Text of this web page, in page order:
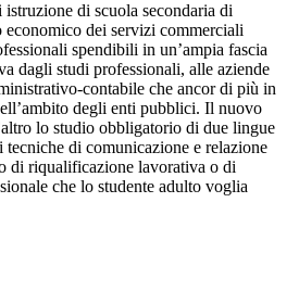
di scuola secondaria di
economico dei servizi commerciali
spendibili in un’ampia fascia
dagli studi professionali, alle aziende
contabile che ancor di più in
degli enti pubblici. Il nuovo
lo studio obbligatorio di due lingue
di comunicazione e relazione
di riqualificazione lavorativa o di
che lo studente adulto voglia